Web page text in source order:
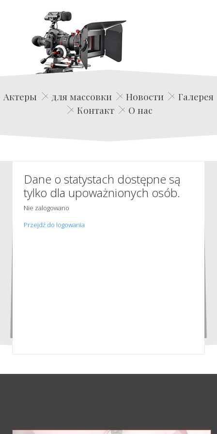
Edwin Film Agencja Aktorska
Актеры для массовки Новости
Галерея
Контакт
О нас
Dane o statystach dostępne są
tylko dla upoważnionych osób.
Nie zalogowano
Przejdź do logowania